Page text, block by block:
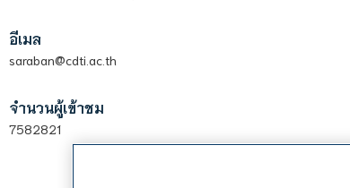
อีเมล
saraban@cdti.ac.th
จำนวนผู้เข้าชม
7582821